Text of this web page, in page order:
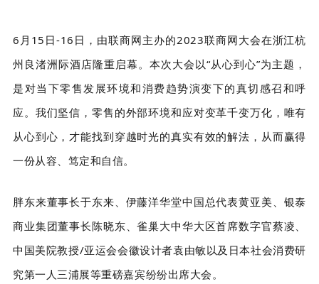
6月15日-16日，由联商网主办的2023联商网大会在浙江杭
州良渚洲际酒店隆重启幕。本次大会以“从心到心”为主题，
是对当下零售发展环境和消费趋势演变下的真切感召和呼
应。我们坚信，零售的外部环境和应对变革千变万化，唯有
从心到心，才能找到穿越时光的真实有效的解法，从而赢得
一份从容、笃定和自信。
胖东来董事长于东来、伊藤洋华堂中国总代表黄亚美、银泰
商业集团董事长陈晓东、雀巢大中华大区首席数字官蔡凌、
中国美院教授/亚运会会徽设计者袁由敏以及日本社会消费研
究第一人三浦展等重磅嘉宾纷纷出席大会。